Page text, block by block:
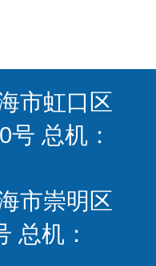
市虹口区
号 总机：
市崇明区
总机：